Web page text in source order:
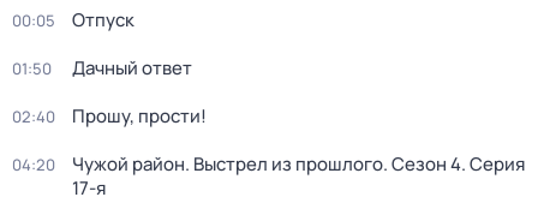
00:05 Отпуск
01:50 Дачный ответ
02:40 Прошу, прости!
04:20 Чужой район. Выстрел из прошлого. Сезон 4. Серия
17-я